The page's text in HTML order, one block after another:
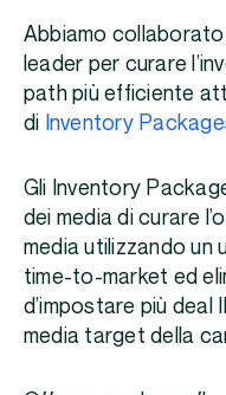
Abbiamo
leader per curare
path più efficiente
di Inventory
Gli Inventory
dei media di curare
media utilizzando un
time-to-market ed
d’impostare più
media target della